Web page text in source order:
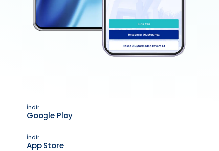
İndir
Google Play
İndir
App Store